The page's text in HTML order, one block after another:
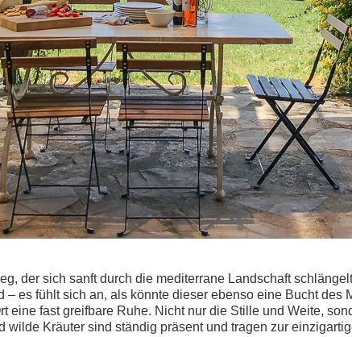
der sich sanft durch die mediterrane Landschaft
– es fühlt sich an, als könnte dieser ebenso eine Bucht
eine fast greifbare Ruhe. Nicht nur die Stille und Weite,
wilde Kräuter sind ständig präsent und tragen zur